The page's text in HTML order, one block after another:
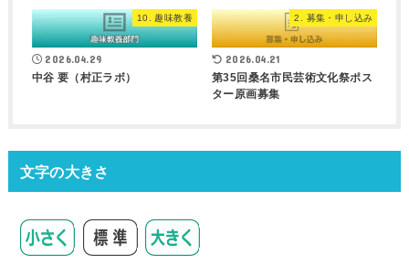
10. 趣味教養
2026.04.29
中谷 要（村正ラボ）
2. 募集・申し込み
2026.04.21
第35回桑名市民芸術文化祭ポス
ター原画募集
文字の大きさ